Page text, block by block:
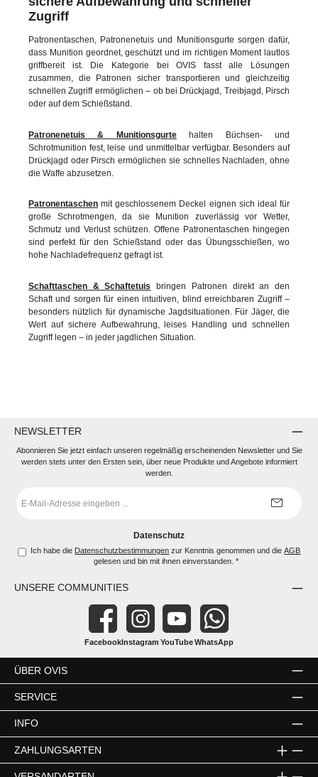
Zugriff
Patronentaschen, Patronenetuis und Munitionsgurte sorgen dafür,
dass Munition geordnet, geschützt und im richtigen Moment lautlos
griffbereit ist. Die Kategorie bei OVIS fasst alle Lösungen
zusammen, die Patronen sicher transportieren und gleichzeitig
schnellen Zugriff ermöglichen – ob bei Drückjagd, Treibjagd, Pirsch
oder auf dem Schießstand.
Patronenetuis & Munitionsgurtehalten Büchsen- und
Schrotmunition fest, leise und unmittelbar verfügbar. Besonders auf
Drückjagd oder Pirsch ermöglichen sie schnelles Nachladen, ohne
die Waffe abzusetzen.
Patronentaschen mit geschlossenem Deckel eignen sich ideal für
große Schrotmengen, da sie Munition zuverlässig vor Wetter,
Schmutz und Verlust schützen. Offene Patronentaschen hingegen
sind perfekt für den Schießstand oder das Übungsschießen, wo
hohe Nachladefrequenz gefragt ist.
Schafttaschen & Schaftetuis
bringen Patronen direkt an den
Schaft und sorgen für einen intuitiven, blind erreichbaren Zugriff –
besonders nützlich für dynamische Jagdsituationen. Für Jäger, die
Wert auf sichere Aufbewahrung, leises Handling und schnellen
Zugriff legen – in jeder jagdlichen Situation.
NEWSLETTER
Abonnieren Sie jetzt einfach unseren regelmäßig erscheinenden Newsletter und Sie
werden stets unter den Ersten sein, über neue Produkte und Angebote informiert
werden.
Mail-
Datenschutz
Ich habe die Datenschutzbestimmungen zur Kenntnis genommen und dieAGB
gelesen und bin mit ihnen einverstanden. *
UNSERE COMMUNITIES
FacebookInstagram YouTubeWhatsApp
ÜBER OVIS
SERVICE
INFO
ZAHLUNGSARTEN